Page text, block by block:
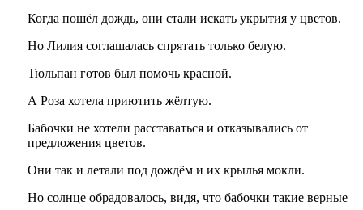
Когда пошёл дождь, они стали искать укрытия у цветов.
Но Лилия соглашалась спрятать только белую.
Тюльпан готов был помочь красной.
А Роза хотела приютить жёлтую.
Бабочки не хотели расставаться и отказывались от
предложения цветов.
Они так и летали под дождём и их крылья мокли.
Но солнце обрадовалось, видя, что бабочки такие верные